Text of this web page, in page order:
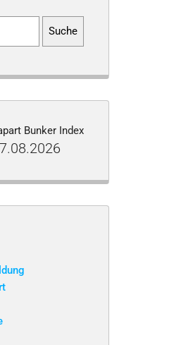
Bunker Index